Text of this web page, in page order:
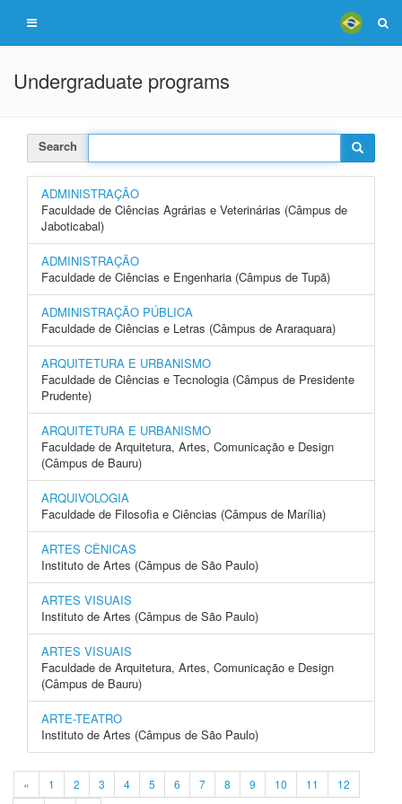
Undergraduate programs
Search
ADMINISTRAÇÃO
Faculdade de Ciências Agrárias e Veterinárias (Câmpus de
Jaboticabal)
ADMINISTRAÇÃO
Faculdade de Ciências e Engenharia (Câmpus de Tupã)
ADMINISTRAÇÃO PÚBLICA
Faculdade de Ciências e Letras (Câmpus de Araraquara)
ARQUITETURA E URBANISMO
Faculdade de Ciências e Tecnologia (Câmpus de Presidente
Prudente)
ARQUITETURA E URBANISMO
Faculdade de Arquitetura, Artes, Comunicação e Design
(Câmpus de Bauru)
ARQUIVOLOGIA
Faculdade de Filosofia e Ciências (Câmpus de Marília)
ARTES CÊNICAS
Instituto de Artes (Câmpus de São Paulo)
ARTES VISUAIS
Instituto de Artes (Câmpus de São Paulo)
ARTES VISUAIS
Faculdade de Arquitetura, Artes, Comunicação e Design
(Câmpus de Bauru)
ARTE-TEATRO
Instituto de Artes (Câmpus de São Paulo)
« 1 2 3 4 5 6 7 8 9 10 11
12